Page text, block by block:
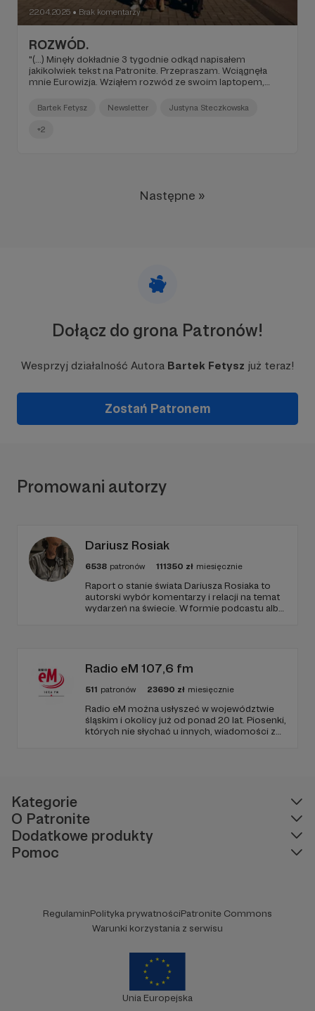
22.04.2025 ● Brak komentarzy
ROZWÓD.
"(...) Minęły dokładnie 3 tygodnie odkąd napisałem
jakikolwiek tekst na Patronite. Przepraszam. Wciągnęła
mnie Eurowizja. Wziąłem rozwód ze swoim laptopem,
fragmenty swojej nowej książki na telefonie.
Przebodźcowany spotkaniami z ludźmi, najchętniej bym
spał i robię to o wiele za często, zapominam o zleceniach,
Bartek Fetysz Newsletter Justyna Steczkowska
+2
Następne »
Dołącz do grona Patronów!
Wesprzyj działalność Autora Bartek Fetysz już teraz!
Zostań Patronem
Promowani autorzy
Dariusz Rosiak
6538 patronów 111350 zł miesięcznie
Raport o stanie świata Dariusza Rosiaka to
autorski wybór komentarzy i relacji na temat
wydarzeń na świecie. W formie podcastu albo
Radio eM 107,6 fm
511 patronów 23690 zł miesięcznie
Radio eM można usłyszeć w województwie
śląskim i okolicy już od ponad 20 lat. Piosenki,
których nie słychać u innych, wiadomości z
Kategorie
O Patronite
Dodatkowe produkty
Pomoc
RegulaminPolityka prywatnościPatronite Commons
Warunki korzystania z serwisu
Unia Europejska